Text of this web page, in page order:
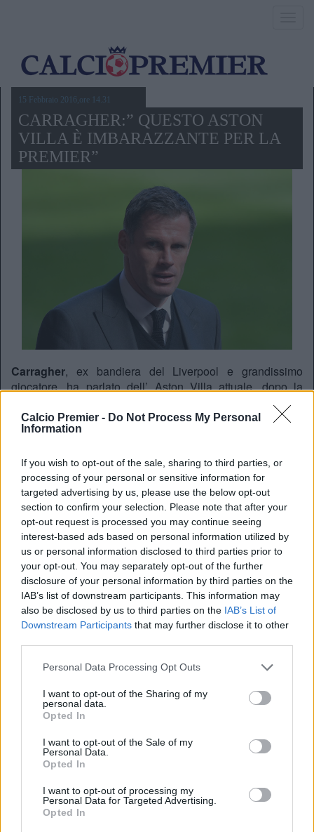
Calcio Premier - Do Not Process My Personal
Information
If you wish to opt-out of the sale, sharing to third parties, or
processing of your personal or sensitive information for
targeted advertising by us, please use the below opt-out
section to confirm your selection. Please note that after your
opt-out request is processed you may continue seeing
interest-based ads based on personal information utilized by
us or personal information disclosed to third parties prior to
your opt-out. You may separately opt-out of the further
disclosure of your personal information by third parties on the
IAB’s list of downstream participants. This information may
also be disclosed by us to third parties on the IAB’s List of
Downstream Participants that may further disclose it to other
Personal Data Processing Opt Outs
I want to opt-out of the Sharing of my
personal data.
Opted In
I want to opt-out of the Sale of my
Personal Data.
Opted In
I want to opt-out of processing my
Personal Data for Targeted Advertising.
Opted In
15 Febbraio 2016,ore 14.31
CARRAGHER:” QUESTO ASTON
VILLA È IMBARAZZANTE PER LA
PREMIER”
Carragher, ex bandiera del Liverpool e grandissimo
giocatore, ha parlato dell’ Aston Villa attuale, dopo la
“L’Aston Villaè imabarazzante, una delle peggiori
alcuni anni. Se non riusciranno a fare un grande
cambiamento andranno sicuramente inChampionship
senza alcun dubbio. Anche far vedere ai bambini un gioco
così brutto non è bello”
Iacopo Nathan
Anno di Fondazione:1874
Città: Birmingham
Presidente:Nassef Sawiris
Manager: